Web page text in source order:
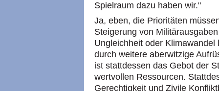
Spielraum dazu haben wir."
Ja, eben, die Prioritäten
Steigerung von
Ungleichheit oder
durch weitere aberwitzige
ist stattdessen das Gebot der
wertvollen Ressourcen.
Gerechtigkeit und Zivile